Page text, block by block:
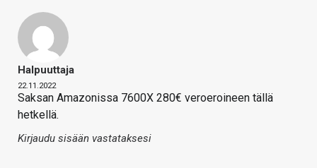
Halpuuttaja
22.11.2022
Saksan Amazonissa 7600X 280€ veroeroineen tällä
hetkellä.
Kirjaudu sisään vastataksesi